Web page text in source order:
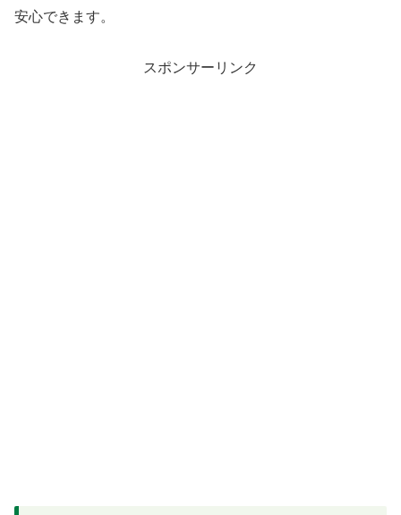
安心できます。
スポンサーリンク